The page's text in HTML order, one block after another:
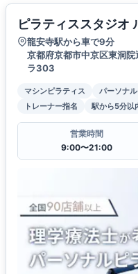
ピラティススタジオ
龍安寺駅から車で9分
京都府京都市中京区東洞
ラ303
マシンピラティス パーソナ
トレーナー指名
駅から5分以
営業時間
9:00〜21:00